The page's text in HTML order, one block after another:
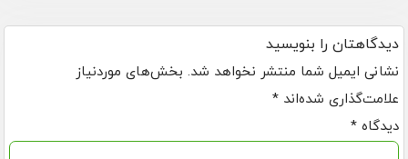
دیدگاهتان را بنویسید
نشانی ایمیل شما منتشر نخواهد شد. بخش‌های موردنیاز
علامت‌گذاری شده‌اند *
دیدگاه *